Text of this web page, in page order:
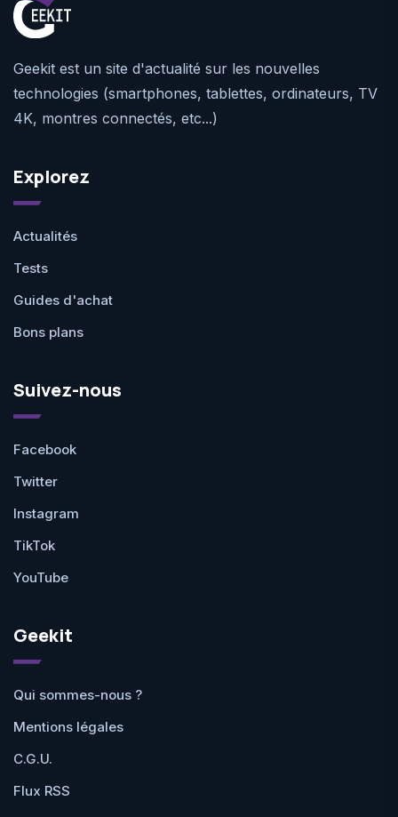
Geekit est un site d'actualité sur les nouvelles
technologies (smartphones, tablettes, ordinateurs, TV
4K, montres connectés, etc...)
Explorez
Actualités
Tests
Guides d'achat
Bons plans
Suivez-nous
Facebook
Twitter
Instagram
TikTok
YouTube
Geekit
Qui sommes-nous ?
Mentions légales
C.G.U.
Flux RSS